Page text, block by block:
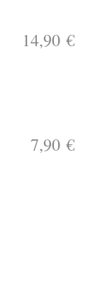
14,90 €
7,90 €